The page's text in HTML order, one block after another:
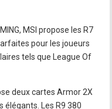
MSI propose les R7
pour les joueurs
tels que League Of
deux cartes Armor 2X
élégants. Les R9 380